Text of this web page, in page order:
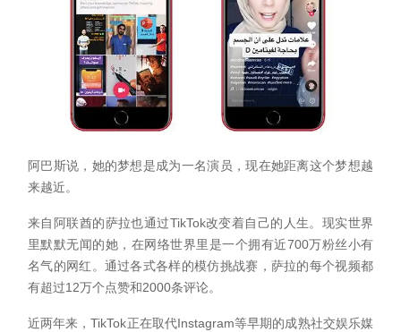
阿巴斯说，她的梦想是成为一名演员，现在她距离这个梦想越
来越近。
来自阿联酋的萨拉也通过TikTok改变着自己的人生。现实世界
里默默无闻的她，在网络世界里是一个拥有近700万粉丝小有
名气的网红。通过各式各样的模仿挑战赛，萨拉的每个视频都
有超过12万个点赞和2000条评论。
近两年来，TikTok正在取代Instagram等早期的成熟社交娱乐媒